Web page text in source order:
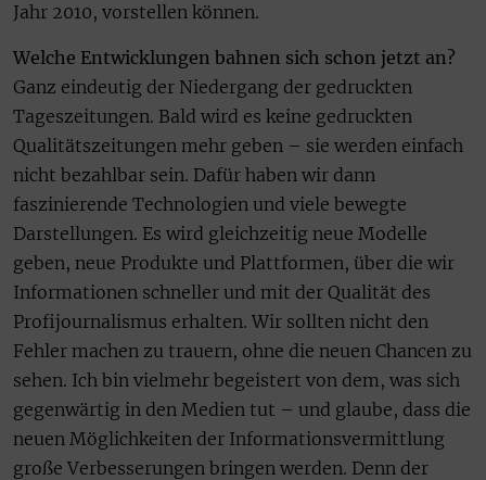
Jahr 2010, vorstellen können.
Welche Entwicklungen bahnen sich schon jetzt an?
Ganz eindeutig der Niedergang der gedruckten
Tageszeitungen. Bald wird es keine gedruckten
Qualitätszeitungen mehr geben – sie werden einfach
nicht bezahlbar sein. Dafür haben wir dann
faszinierende Technologien und viele bewegte
Darstellungen. Es wird gleichzeitig neue Modelle
geben, neue Produkte und Plattformen, über die wir
Informationen schneller und mit der Qualität des
Profijournalismus erhalten. Wir sollten nicht den
Fehler machen zu trauern, ohne die neuen Chancen zu
sehen. Ich bin vielmehr begeistert von dem, was sich
gegenwärtig in den Medien tut – und glaube, dass die
neuen Möglichkeiten der Informationsvermittlung
große Verbesserungen bringen werden. Denn der